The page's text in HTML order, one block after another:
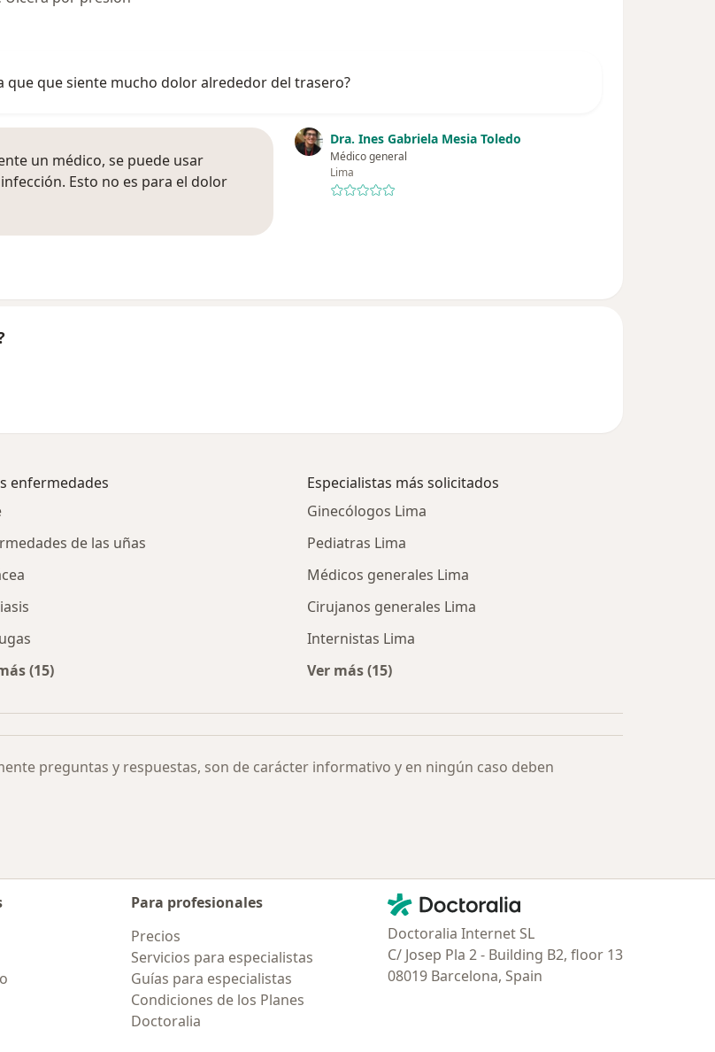
que que siente mucho dolor alrededor del trasero?
Dra. Ines Gabriela Mesia Toledo
Médico general
Lima
un médico, se puede usar
Esto no es para el dolor
enfermedades
de las uñas
(15)
Especialistas más solicitados
Ginecólogos Lima
Pediatras Lima
Médicos generales Lima
Cirujanos generales Lima
Internistas Lima
Ver más (15)
preguntas y respuestas, son de carácter informativo y en ningún caso deben
Para profesionales
Precios
Servicios para especialistas
Guías para especialistas
Condiciones de los Planes
Doctoralia
Contacto
Doctoralia - Página de inicio
Doctoralia Internet SL
C/ Josep Pla 2 - Building B2, floor 13
08019 Barcelona, Spain